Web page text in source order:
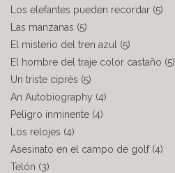
Los elefantes pueden recordar (5)
Las manzanas (5)
El misterio del tren azul (5)
El hombre del traje color castaño (5)
Un triste ciprés (5)
An Autobiography (4)
Peligro inminente (4)
Los relojes (4)
Asesinato en el campo de golf (4)
Telón (3)